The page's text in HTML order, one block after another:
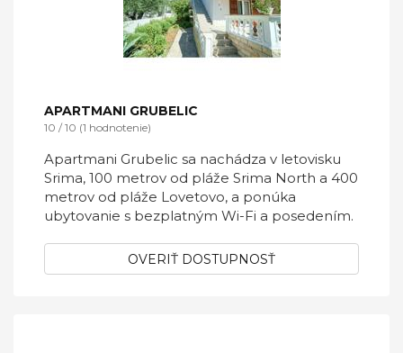
APARTMANI GRUBELIC
10 / 10 (1 hodnotenie)
Apartmani Grubelic sa nachádza v letovisku
Srima, 100 metrov od pláže Srima North a 400
metrov od pláže Lovetovo, a ponúka
ubytovanie s bezplatným Wi-Fi a posedením.
OVERIŤ DOSTUPNOSŤ